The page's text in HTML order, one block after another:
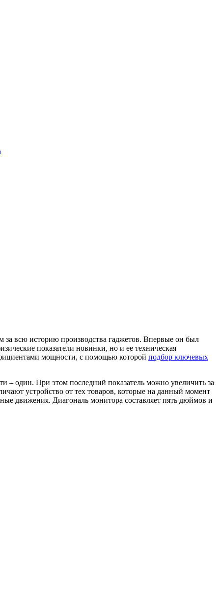
всю историю производства гаджетов. Впервые он был
показатели новинки, но и ее техническая
мощности, с помощью которой подбор ключевых
– один. При этом последний показатель можно увеличить за
устройство от тех товаров, которые на данный момент
движения. Диагональ монитора составляет пять дюймов и